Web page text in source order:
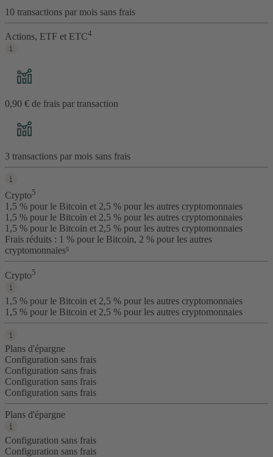
10 transactions par mois sans frais
Actions, ETF et ETC4
0,90 € de frais par transaction
3 transactions par mois sans frais
Crypto5
1,5 % pour le Bitcoin et 2,5 % pour les autres cryptomonnaies
1,5 % pour le Bitcoin et 2,5 % pour les autres cryptomonnaies
1,5 % pour le Bitcoin et 2,5 % pour les autres cryptomonnaies
Frais réduits : 1 % pour le Bitcoin, 2 % pour les autres
cryptomonnaies⁵
Crypto5
1,5 % pour le Bitcoin et 2,5 % pour les autres cryptomonnaies
1,5 % pour le Bitcoin et 2,5 % pour les autres cryptomonnaies
Plans d'épargne
Configuration sans frais
Configuration sans frais
Configuration sans frais
Configuration sans frais
Plans d'épargne
Configuration sans frais
Configuration sans frais